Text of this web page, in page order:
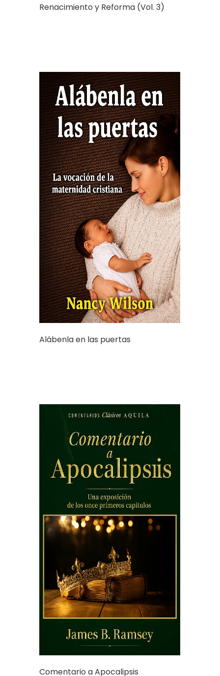
Renacimiento y Reforma (Vol. 3)
Alábenla en las puertas
Comentario a Apocalipsis